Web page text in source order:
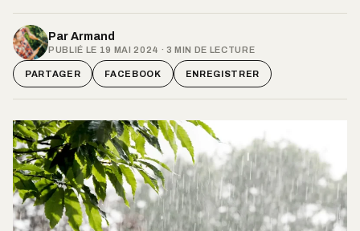
Par Armand
PUBLIÉ LE 19 MAI 2024 · 3 MIN DE LECTURE
PARTAGER FACEBOOK ENREGISTRER